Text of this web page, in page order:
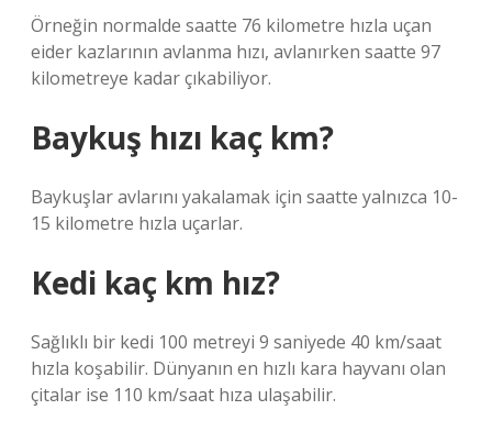
Örneğin normalde saatte 76 kilometre hızla uçan
eider kazlarının avlanma hızı, avlanırken saatte 97
kilometreye kadar çıkabiliyor.
Baykuş hızı kaç km?
Baykuşlar avlarını yakalamak için saatte yalnızca 10-
15 kilometre hızla uçarlar.
Kedi kaç km hız?
Sağlıklı bir kedi 100 metreyi 9 saniyede 40 km/saat
hızla koşabilir. Dünyanın en hızlı kara hayvanı olan
çitalar ise 110 km/saat hıza ulaşabilir.